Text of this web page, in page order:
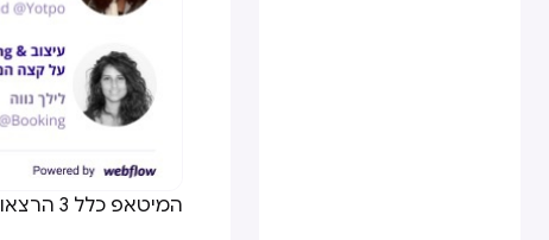
המיטאפ כלל 3 הרצאות של עמרי דביר, צליל שטנדל חיים ולילך נווה: